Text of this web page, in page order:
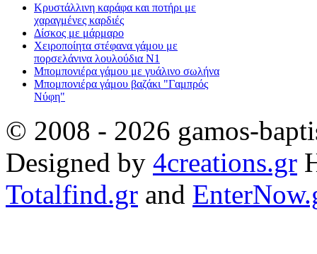
Κρυστάλλινη καράφα και ποτήρι με
χαραγμένες καρδιές
Δίσκος με μάρμαρο
Χειροποίητα στέφανα γάμου με
πορσελάνινα λουλούδια Ν1
Μπομπονιέρα γάμου με γυάλινο σωλήνα
Μπομπονιέρα γάμου βαζάκι "Γαμπρός
Νύφη"
© 2008 - 2026 gamos-
Designed by 4creations.gr
Totalfind.gr and